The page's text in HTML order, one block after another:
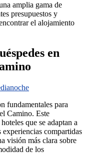
amplia gama de
presupuestos y
el alojamiento
en
fundamentales para
Camino. Este
que se adaptan a
experiencias compartidas
visión más clara sobre
de los